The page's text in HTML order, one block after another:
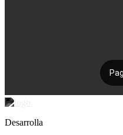
Desarrolla